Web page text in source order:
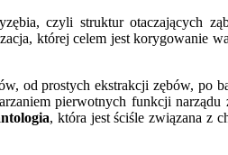
czyli struktur otaczających
której celem jest korygowanie
od prostych ekstrakcji zębów, po
pierwotnych funkcji narządu
, która jest ściśle związana z